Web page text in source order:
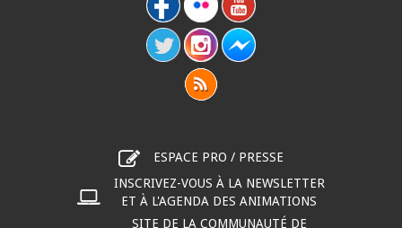
ESPACE PRO / PRESSE
INSCRIVEZ-VOUS À LA NEWSLETTER
ET À L'AGENDA DES ANIMATIONS
SITE DE LA COMMUNAUTÉ DE